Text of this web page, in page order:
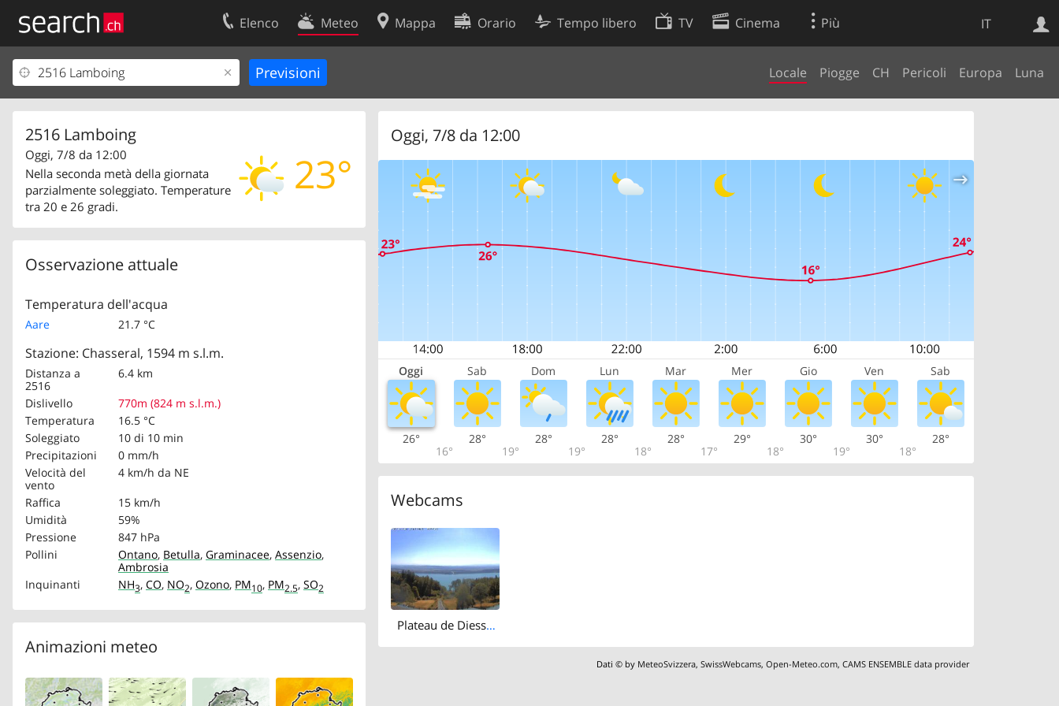
IT
Elenco Meteo Mappa Orario Tempo libero TV Cinema Più
Locale Piogge CH Pericoli Europa Luna
2516 Lamboing
23°
Oggi, 7/8 da 12:00
Nella seconda metà della giornata
parzialmente soleggiato. Temperature
tra 20 e 26 gradi.
Osservazione attuale
Temperatura dell'acqua
Aare 21.7 °C
Stazione: Chasseral, 1594 m s.l.m.
Distanza a
2516
6.4 km
Dislivello
770m (824 m s.l.m.)
Temperatura
16.5 °C
Soleggiato
10 di 10 min
Precipitazioni
0 mm/h
Velocità del
vento
4 km/h da NE
Raffica
15 km/h
Umidità
59%
Pressione
847 hPa
Pollini
Ontano, Betulla, Graminacee, Assenzio,
Ambrosia
Inquinanti
NH3, CO, NO2, Ozono, PM10, PM2.5, SO2
Animazioni meteo
Oggi, 7/8 da 12:00
Oggi Sab Dom Lun Mar Mer Gio Ven Sab
26°
16°
28°
19°
28°
19°
28°
18°
28°
17°
29°
18°
30°
19°
30°
18°
28°
Webcams
Plateau de Diesse › South-east: Lake Biel
Dati © by MeteoSvizzera,SwissWebcams,Open-Meteo.com,CAMS ENSEMBLE data provider
Ricerca Web
Il vostro profolio
Area clienti
Informazioni Legali
Contatti
Condizioni d’uso
Preferenze cookie